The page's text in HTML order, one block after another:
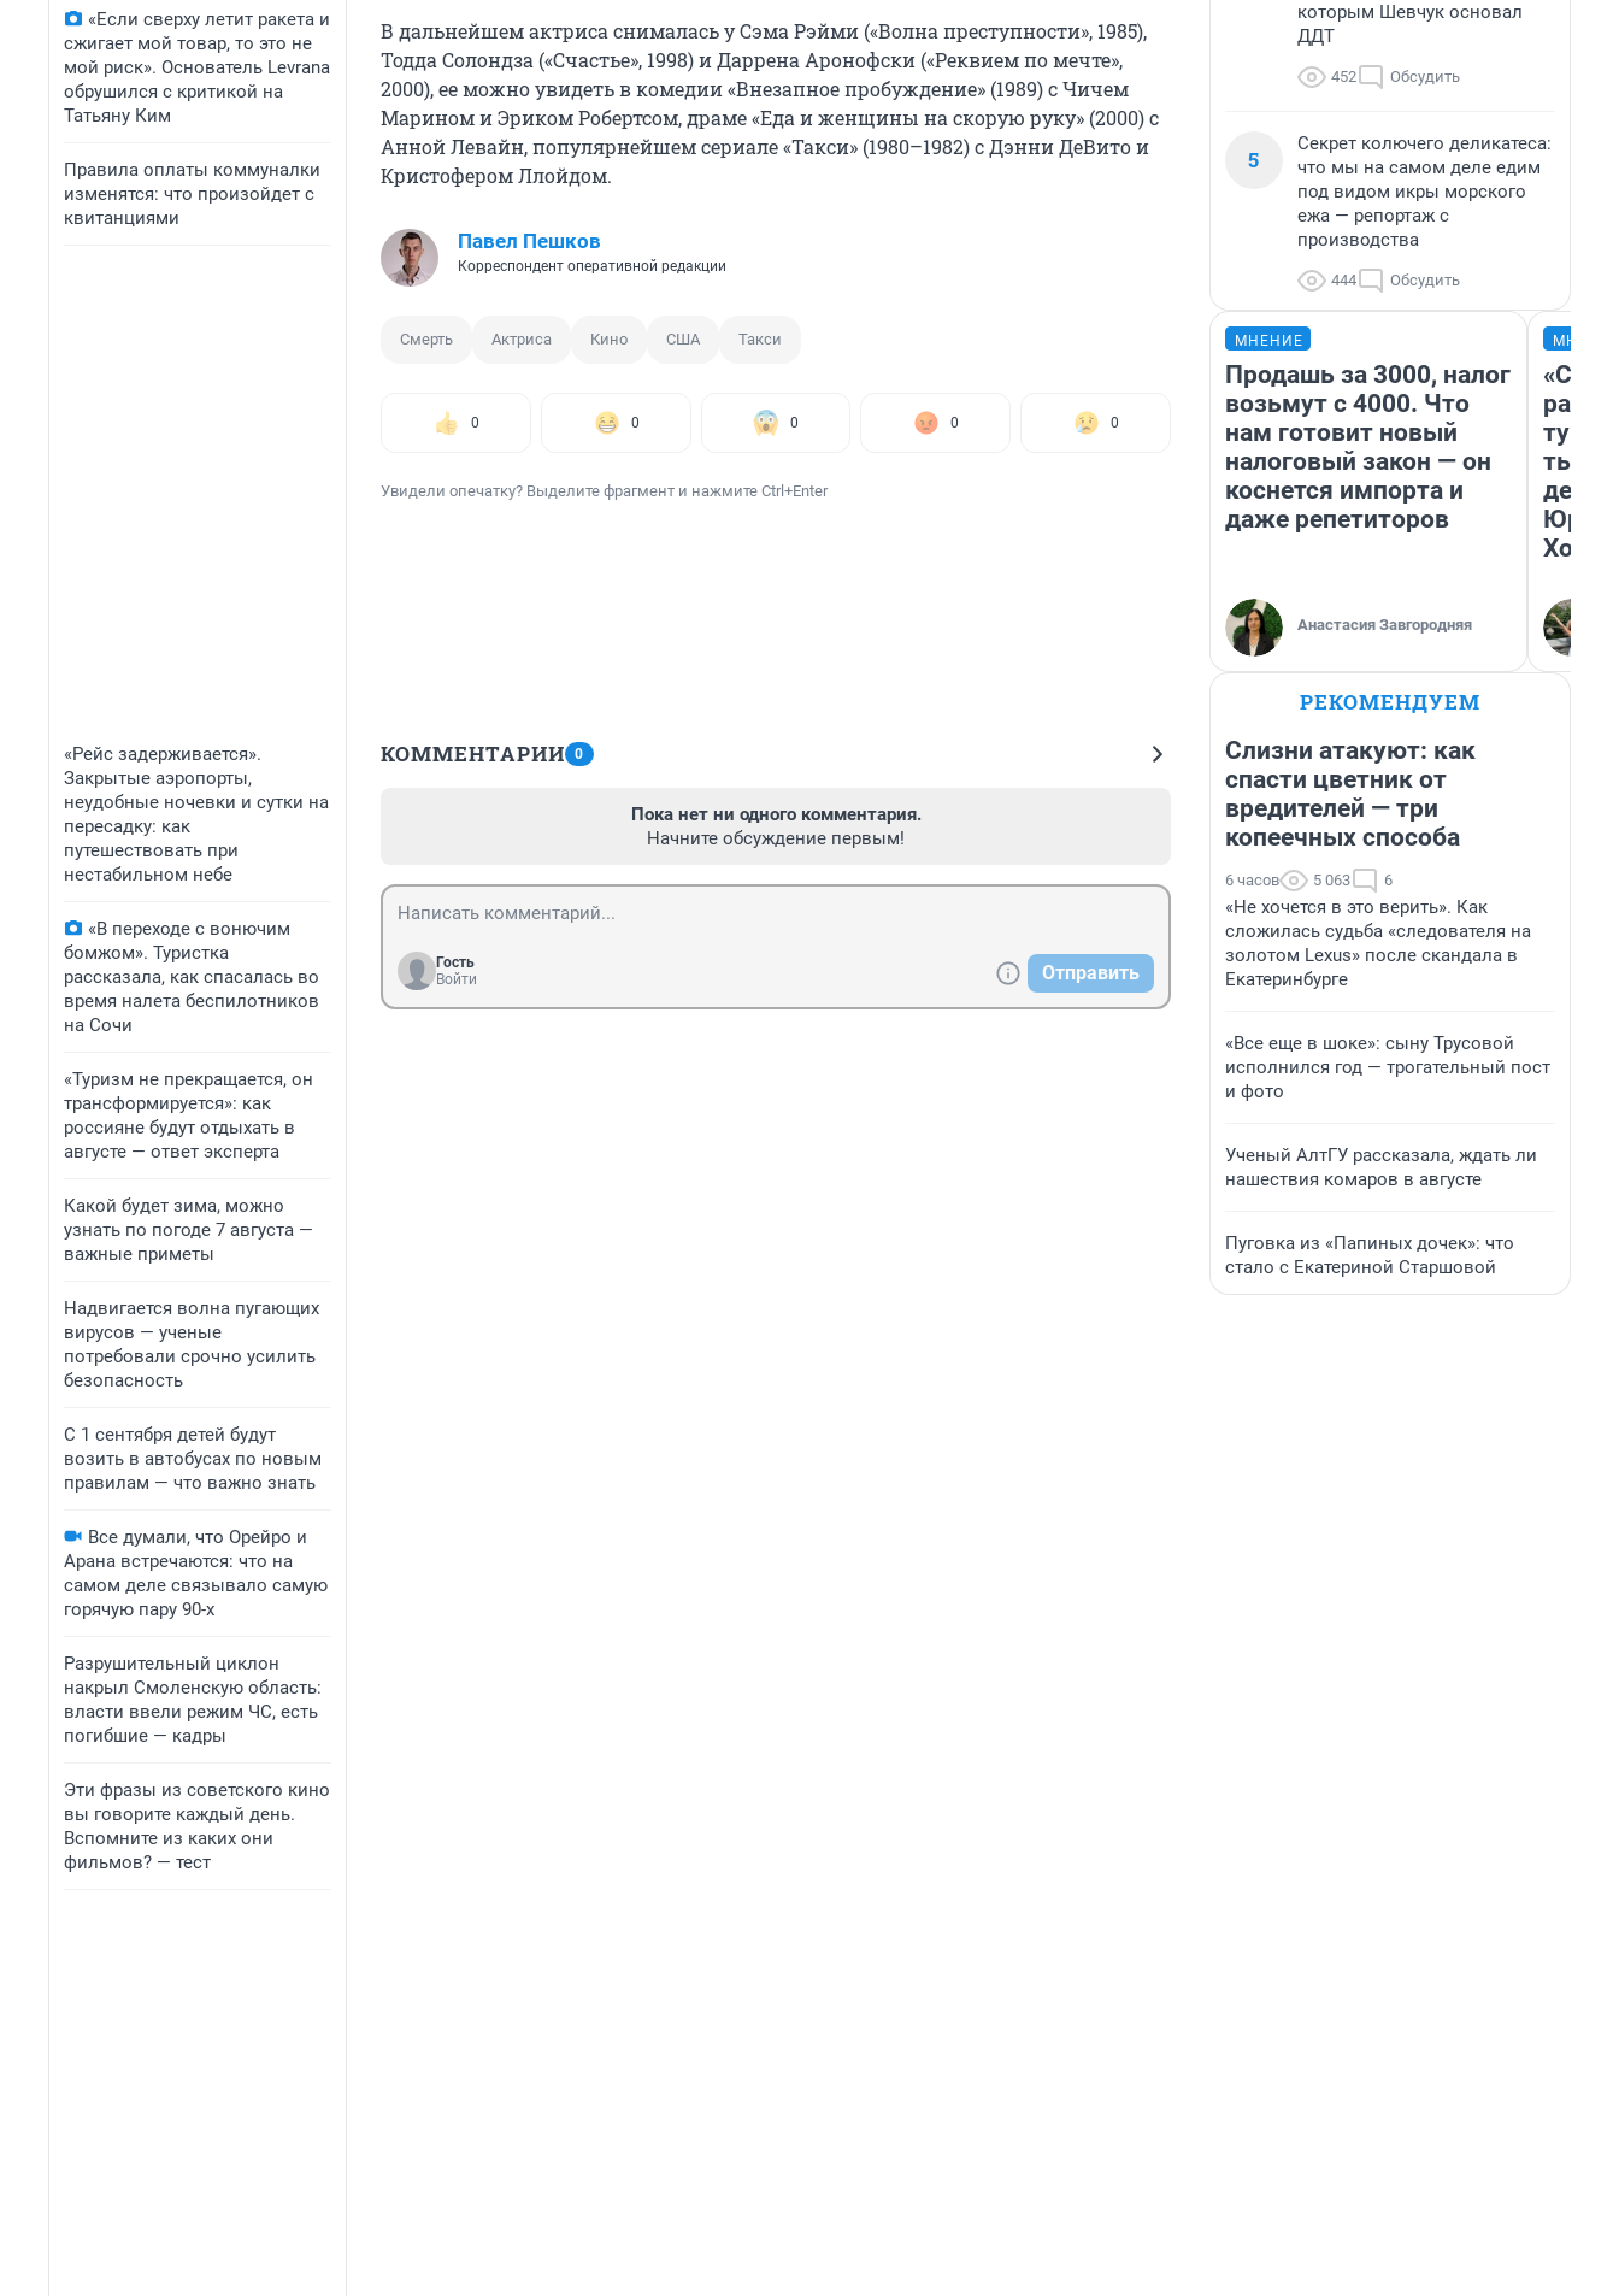
«Если сверху летит ракета и
сжигает мой товар, то это не
мой риск». Основатель Levrana
обрушился с критикой на
Татьяну Ким
Правила оплаты коммуналки
изменятся: что произойдет с
квитанциями
«Рейс задерживается».
Закрытые аэропорты,
неудобные ночевки и сутки на
пересадку: как
путешествовать при
нестабильном небе
«В переходе с вонючим
бомжом». Туристка
рассказала, как спасалась во
время налета беспилотников
на Сочи
«Туризм не прекращается, он
трансформируется»: как
россияне будут отдыхать в
августе — ответ эксперта
Какой будет зима, можно
узнать по погоде 7 августа —
важные приметы
Надвигается волна пугающих
вирусов — ученые
потребовали срочно усилить
безопасность
С 1 сентября детей будут
возить в автобусах по новым
правилам — что важно знать
Все думали, что Орейро и
Арана встречаются: что на
самом деле связывало самую
горячую пару 90-х
Разрушительный циклон
накрыл Смоленскую область:
власти ввели режим ЧС, есть
погибшие — кадры
Эти фразы из советского кино
вы говорите каждый день.
Вспомните из каких они
фильмов? — тест
В дальнейшем актриса снималась у Сэма Рэйми («Волна преступности», 1985),
Тодда Солондза («Счастье», 1998) и Даррена Аронофски («Реквием по мечте»,
2000), ее можно увидеть в комедии «Внезапное пробуждение» (1989) с Чичем
Марином и Эриком Робертсом, драме «Еда и женщины на скорую руку» (2000) с
Анной Левайн, популярнейшем сериале «Такси» (1980–1982) с Дэнни ДеВито и
Кристофером Ллойдом.
Павел Пешков
Корреспондент оперативной редакции
Смерть Актриса Кино США Такси
0 0 0 0 0
Увидели опечатку? Выделите фрагмент и нажмите Ctrl+Enter
КОММЕНТАРИИ 0
Пока нет ни одного комментария.
Начните обсуждение первым!
Гость
Войти
Отправить
которым Шевчук основал
ДДТ
452 Обсудить
5
Секрет колючего деликатеса:
что мы на самом деле едим
под видом икры морского
ежа — репортаж с
производства
444 Обсудить
МНЕНИЕ
Продашь за 3000, налог
возьмут с 4000. Что
нам готовит новый
налоговый закон — он
коснется импорта и
даже репетиторов
Анастасия Завгородняя
день
РЕКОМЕНДУЕМ
Слизни атакуют: как
спасти цветник от
вредителей — три
копеечных способа
6 часов 5 063 6
«Не хочется в это верить». Как
сложилась судьба «следователя на
золотом Lexus» после скандала в
Екатеринбурге
«Все еще в шоке»: сыну Трусовой
исполнился год — трогательный пост
и фото
Ученый АлтГУ рассказала, ждать ли
нашествия комаров в августе
Пуговка из «Папиных дочек»: что
стало с Екатериной Старшовой